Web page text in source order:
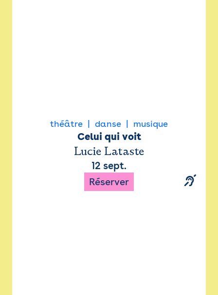
théâtre danse musique
Celui qui voit
Lucie Lataste
12 sept.
Réserver